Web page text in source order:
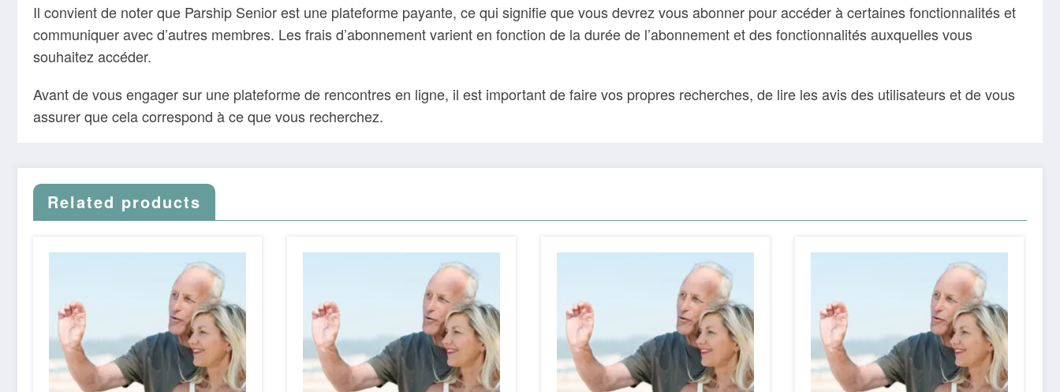
Il convient de noter que Parship Senior est une plateforme payante, ce qui signifie que vous devrez vous abonner pour accéder à certaines fonctionnalités et
communiquer avec d’autres membres. Les frais d’abonnement varient en fonction de la durée de l’abonnement et des fonctionnalités auxquelles vous
souhaitez accéder.
Avant de vous engager sur une plateforme de rencontres en ligne, il est important de faire vos propres recherches, de lire les avis des utilisateurs et de vous
assurer que cela correspond à ce que vous recherchez.
Related products